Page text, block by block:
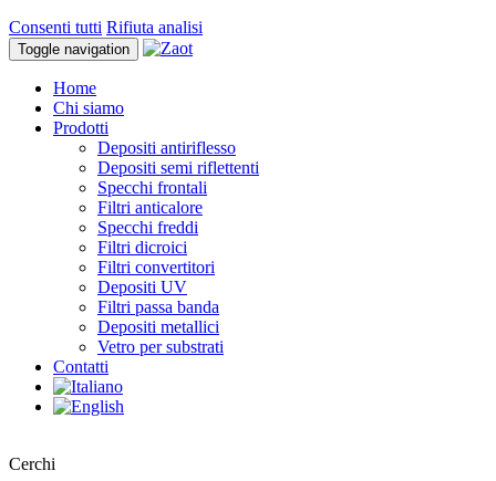
Consenti tutti Rifiuta analisi
Toggle navigation
Home
Chi siamo
Prodotti
Depositi antiriflesso
Depositi semi riflettenti
Specchi frontali
Filtri anticalore
Specchi freddi
Filtri dicroici
Filtri convertitori
Depositi UV
Filtri passa banda
Depositi metallici
Vetro per substrati
Contatti
Cerchi